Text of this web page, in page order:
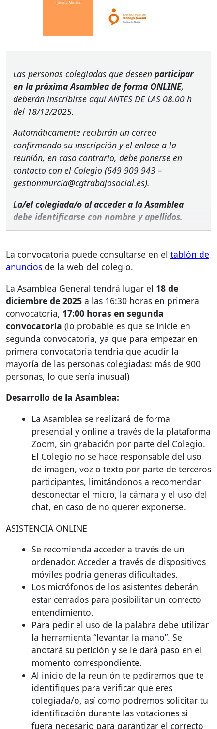
Las personas colegiadas que deseen participar
en la próxima Asamblea de forma ONLINE,
deberán inscribirse aquíANTES DELAS 08.00 h
del 18/12/2025.
Automáticamente recibirán un correo
confirmando su inscripción y el enlace a la
reunión, en caso contrario, debe ponerse en
contacto con el Colegio (649 909 943 –
gestionmurcia@cgtrabajosocial.es).
La/el colegiada/o al acceder a la Asamblea
debe identificarse con nombre y apellidos.
La convocatoria puede consultarse en el tablón de
anuncios de la web del colegio.
La Asamblea General tendrá lugar el 18 de
diciembre de 2025 a las 16:30 horas en primera
convocatoria, 17:00 horas en segunda
convocatoria (lo probable es que se inicie en
segunda convocatoria, ya que para empezar en
primera convocatoria tendría que acudir la
mayoría de las personas colegiadas: más de 900
personas, lo que sería inusual)
Desarrollo de la Asamblea:
La Asamblea se realizará de forma
presencial y online a través de la plataforma
Zoom, sin grabación por parte del Colegio.
El Colegio no se hace responsable del uso
de imagen, voz o texto por parte de terceros
participantes, limitándonos a recomendar
desconectar el micro, la cámara y el uso del
chat, en caso de no querer exponerse.
ASISTENCIA ONLINE
Se recomienda acceder a través de un
ordenador. Acceder a través de dispositivos
móviles podría generas dificultades.
Los micrófonos de los asistentes deberán
estar cerrados para posibilitar un correcto
entendimiento.
Para pedir el uso de la palabra debe utilizar
la herramienta “levantar la mano”. Se
anotará su petición y se le dará paso en el
momento correspondiente.
Al inicio de la reunión te pediremos que te
identifiques para verificar que eres
colegiada/o, así como podremos solicitar tu
identificación durante las votaciones si
fuera necesario para garantizar el correcto